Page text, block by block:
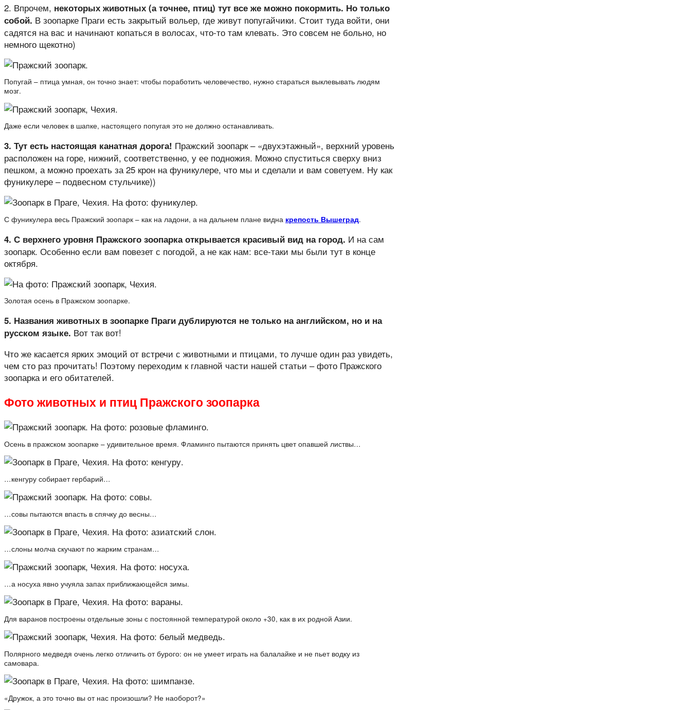
2. Впрочем, некоторых животных (а точнее, птиц) тут все же можно покормить. Но только
собой. В зоопарке Праги есть закрытый вольер, где живут попугайчики. Стоит туда войти, они
садятся на вас и начинают копаться в волосах, что-то там клевать. Это совсем не больно, но
немного щекотно)
Попугай – птица умная, он точно знает: чтобы поработить человечество, нужно стараться выклевывать людям
мозг.
Даже если человек в шапке, настоящего попугая это не должно останавливать.
3. Тут есть настоящая канатная дорога! Пражский зоопарк – «двухэтажный», верхний уровень
расположен на горе, нижний, соответственно, у ее подножия. Можно спуститься сверху вниз
пешком, а можно проехать за 25 крон на фуникулере, что мы и сделали и вам советуем. Ну как
фуникулере – подвесном стульчике))
С фуникулера весь Пражский зоопарк – как на ладони, а на дальнем плане видна крепость Вышеград.
4. С верхнего уровня Пражского зоопарка открывается красивый вид на город. И на сам
зоопарк. Особенно если вам повезет с погодой, а не как нам: все-таки мы были тут в конце
октября.
Золотая осень в Пражском зоопарке.
5. Названия животных в зоопарке Праги дублируются не только на английском, но и на
русском языке. Вот так вот!
Что же касается ярких эмоций от встречи с животными и птицами, то лучше один раз увидеть,
чем сто раз прочитать! Поэтому переходим к главной части нашей статьи – фото Пражского
зоопарка и его обитателей.
Фото животных и птиц Пражского зоопарка
Осень в пражском зоопарке – удивительное время. Фламинго пытаются принять цвет опавшей листвы…
…кенгуру собирает гербарий…
…совы пытаются впасть в спячку до весны…
…слоны молча скучают по жарким странам…
…а носуха явно учуяла запах приближающейся зимы.
Для варанов построены отдельные зоны с постоянной температурой около +30, как в их родной Азии.
Полярного медведя очень легко отличить от бурого: он не умеет играть на балалайке и не пьет водку из
самовара.
«Дружок, а это точно вы от нас произошли? Не наоборот?»